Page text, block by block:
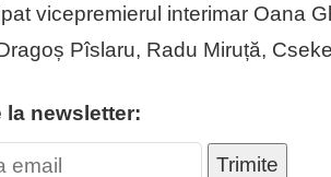
vicepremierul interimar Oana
Pîslaru, Radu Miruță,
la newsletter:
Trimite